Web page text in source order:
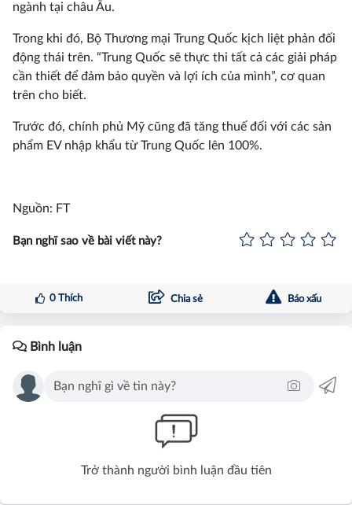
ngành tại châu Âu.
Trong khi đó, Bộ Thương mại Trung Quốc kịch liệt phản đối
động thái trên. “Trung Quốc sẽ thực thi tất cả các giải pháp
cần thiết để đảm bảo quyền và lợi ích của mình”, cơ quan
trên cho biết.
Trước đó, chính phủ Mỹ cũng đã tăng thuế đối với các sản
phẩm EV nhập khẩu từ Trung Quốc lên 100%.
Nguồn: FT
Bạn nghĩ sao về bài viết này?
0Thích Chia sẻ Báo xấu
Bình luận
Trở thành người bình luận đầu tiên